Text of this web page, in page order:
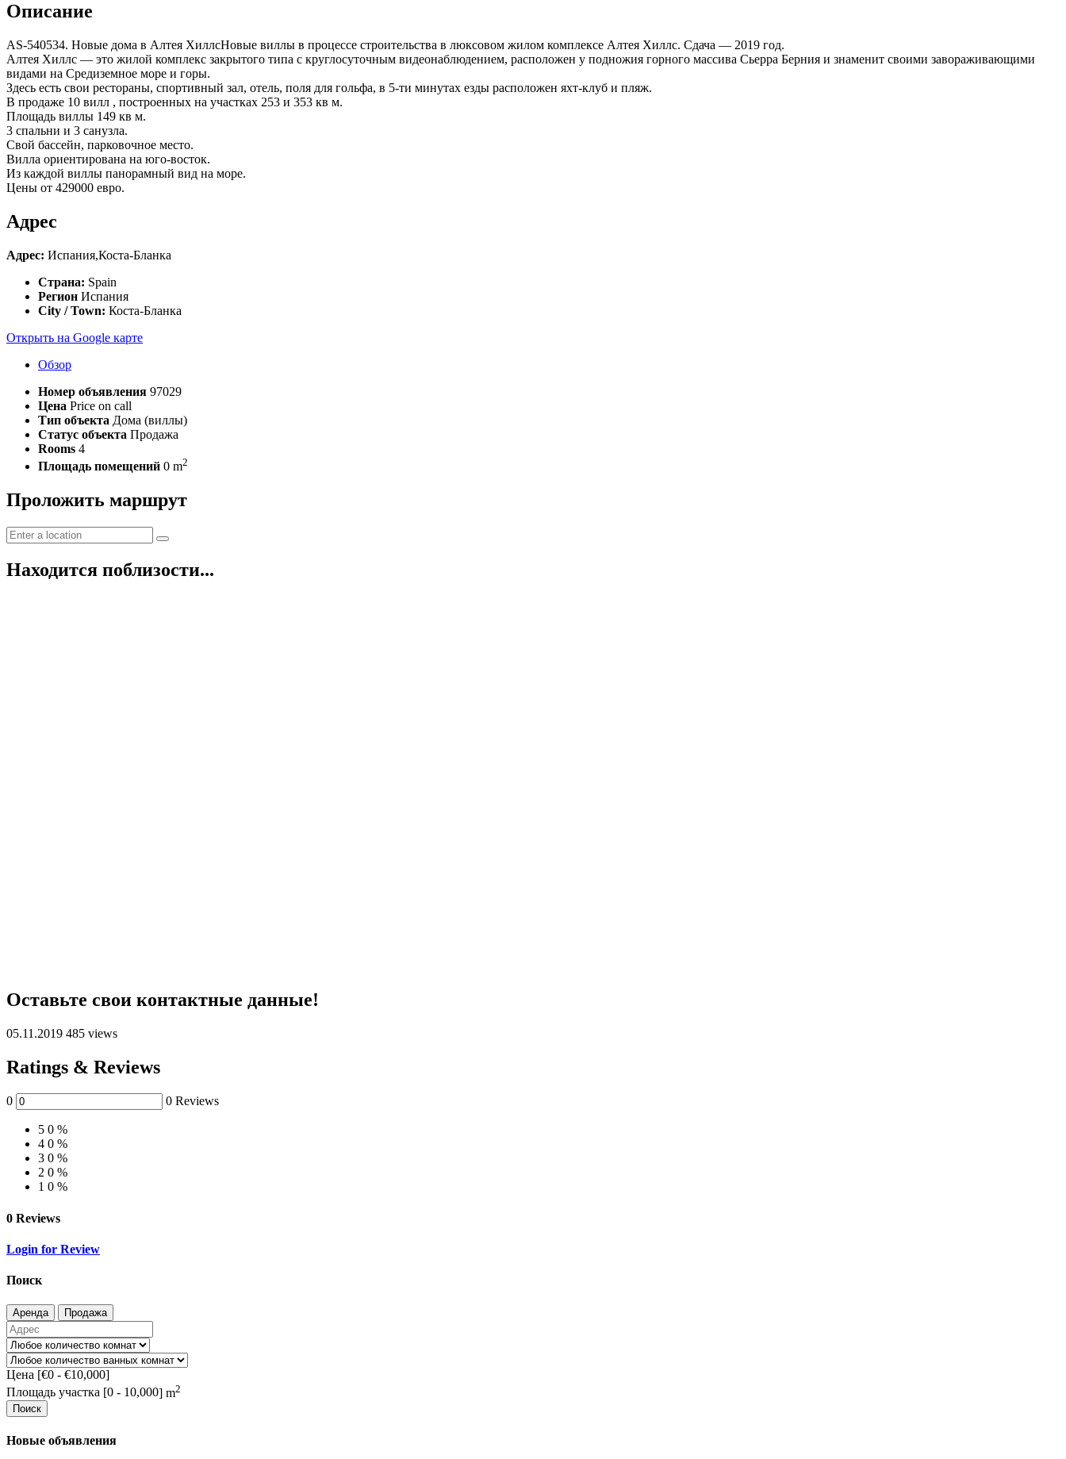
Описание
AS-540534. Новые дома в Алтея ХиллсНовые виллы в процессе строительства в люксовом жилом комплексе Алтея Хиллс. Сдача — 2019 год.
Алтея Хиллс — это жилой комплекс закрытого типа с круглосуточным видеонаблюдением, расположен у подножия горного массива Сьерра Берния и знаменит своими завораживающими
видами на Средиземное море и горы.
Здесь есть свои рестораны, спортивный зал, отель, поля для гольфа, в 5-ти минутах езды расположен яхт-клуб и пляж.
В продаже 10 вилл , построенных на участках 253 и 353 кв м.
Площадь виллы 149 кв м.
3 спальни и 3 санузла.
Свой бассейн, парковочное место.
Вилла ориентирована на юго-восток.
Из каждой виллы панорамный вид на море.
Цены от 429000 евро.
Адрес
Адрес: Испания,Коста-Бланка
Страна: Spain
Регион Испания
City / Town: Коста-Бланка
Открыть на Google карте
Обзор
Номер объявления 97029
Цена Price on call
Тип объекта Дома (виллы)
Статус объекта Продажа
Rooms 4
Площадь помещений 0 m2
Проложить маршрут
Находится поблизости...
Оставьте свои контактные данные!
05.11.2019 485 views
Ratings & Reviews
0 0 Reviews
5 0 %
4 0 %
3 0 %
2 0 %
1 0 %
0 Reviews
Login for Review
Поиск
Аренда Продажа
Цена [€0 - €10,000]
Площадь участка [0 - 10,000] m2
Поиск
Новые объявления